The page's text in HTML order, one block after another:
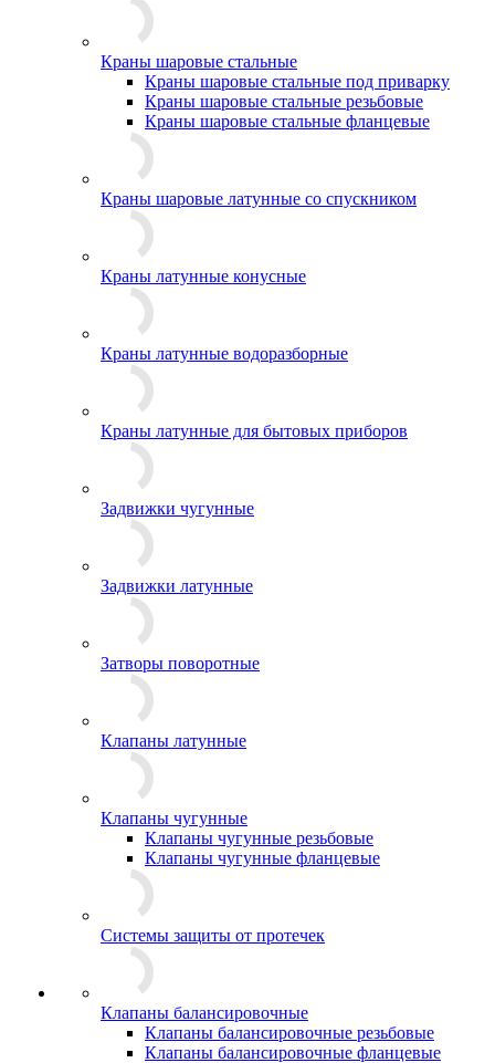
Краны шаровые стальные
Краны шаровые стальные под приварку
Краны шаровые стальные резьбовые
Краны шаровые стальные фланцевые
Краны шаровые латунные со спускником
Краны латунные конусные
Краны латунные водоразборные
Краны латунные для бытовых приборов
Задвижки чугунные
Задвижки латунные
Затворы поворотные
Клапаны латунные
Клапаны чугунные
Клапаны чугунные резьбовые
Клапаны чугунные фланцевые
Системы защиты от протечек
Клапаны балансировочные
Клапаны балансировочные резьбовые
Клапаны балансировочные фланцевые